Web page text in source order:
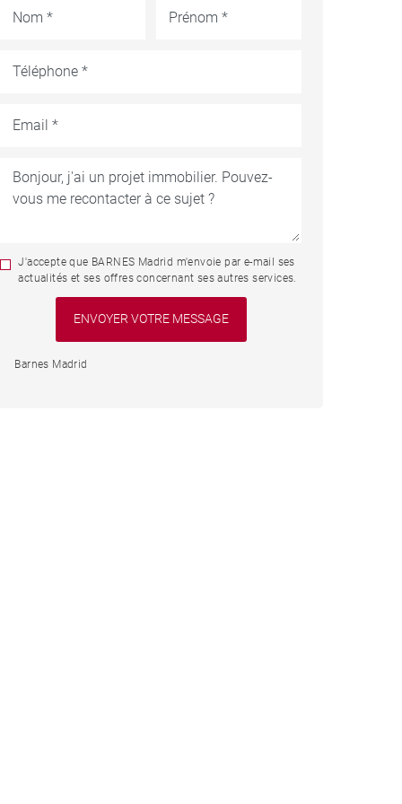
J'accepte que BARNES Madrid m'envoie par e-mail ses
actualités et ses offres concernant ses autres services.
Barnes Madrid